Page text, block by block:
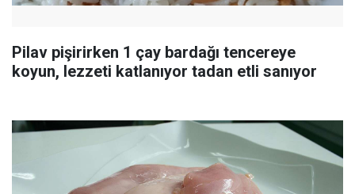
Pilav pişirirken 1 çay bardağı tencereye
koyun, lezzeti katlanıyor tadan etli sanıyor